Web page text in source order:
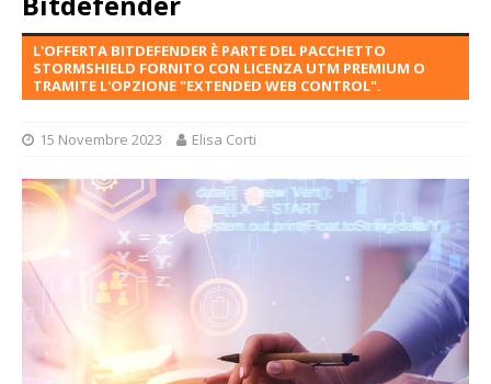
L'OFFERTA BITDEFENDER È PARTE DEL PACCHETTO
STORMSHIELD FORNITO CON LICENZA UTM PREMIUM O
TRAMITE L'OPZIONE "EXTENDED WEB CONTROL".
15 Novembre 2023 Elisa Corti